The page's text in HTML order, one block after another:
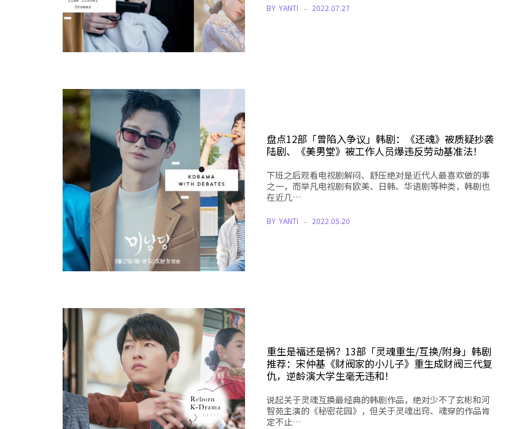
BY YANTI 2022.07.27
盘点12部「曾陷入争议」韩剧：《还魂》被质疑抄袭
陆剧、《美男堂》被工作人员爆违反劳动基准法！
下班之后观看电视剧解闷、舒压绝对是近代人最喜欢做的事
之一，而举凡电视剧有欧美、日韩、华语剧等种类，韩剧也
在近几…
BY YANTI 2022.05.20
重生是福还是祸？13部「灵魂重生/互换/附身」韩剧
推荐：宋仲基《财阀家的小儿子》重生成财阀三代复
仇，逆龄演大学生毫无违和！
说起关于灵魂互换最经典的韩剧作品，绝对少不了玄彬和河
智苑主演的《秘密花园》，但关于灵魂出窍、魂穿的作品肯
定不止…